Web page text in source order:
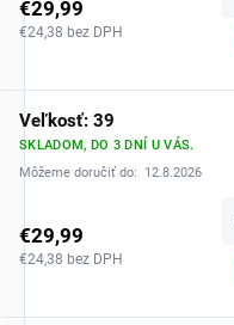
€29,99
€24,38 bez DPH
Veľkosť: 39
SKLADOM, DO 3 DNÍ U VÁS.
Môžeme doručiť do:
12.8.2026
€29,99
€24,38 bez DPH